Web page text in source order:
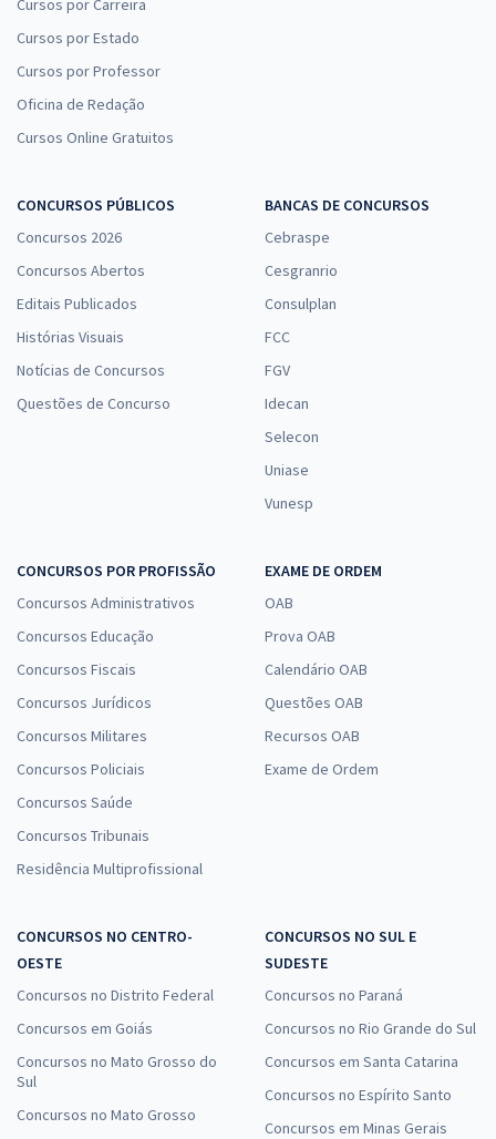
Cursos por Carreira
Cursos por Estado
Cursos por Professor
Oficina de Redação
Cursos Online Gratuitos
CONCURSOS PÚBLICOS
Concursos 2026
Concursos Abertos
Editais Publicados
Histórias Visuais
Notícias de Concursos
Questões de Concurso
BANCAS DE CONCURSOS
Cebraspe
Cesgranrio
Consulplan
FCC
FGV
Idecan
Selecon
Uniase
Vunesp
CONCURSOS POR PROFISSÃO
Concursos Administrativos
Concursos Educação
Concursos Fiscais
Concursos Jurídicos
Concursos Militares
Concursos Policiais
Concursos Saúde
Concursos Tribunais
Residência Multiprofissional
EXAME DE ORDEM
OAB
Prova OAB
Calendário OAB
Questões OAB
Recursos OAB
Exame de Ordem
CONCURSOS NO CENTRO-
OESTE
Concursos no Distrito Federal
Concursos em Goiás
Concursos no Mato Grosso do
Sul
Concursos no Mato Grosso
CONCURSOS NO SUL E
SUDESTE
Concursos no Paraná
Concursos no Rio Grande do Sul
Concursos em Santa Catarina
Concursos no Espírito Santo
Concursos em Minas Gerais